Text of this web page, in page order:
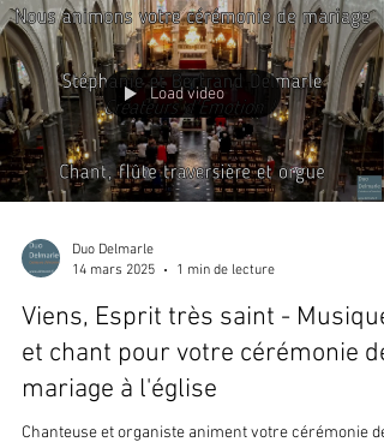
Load video
Duo Delmarle
14 mars 2025
1 min de lecture
Viens, Esprit très saint - Musique
et chant pour votre cérémonie de
mariage à l'église
Chanteuse et organiste animent votre cérémonie de